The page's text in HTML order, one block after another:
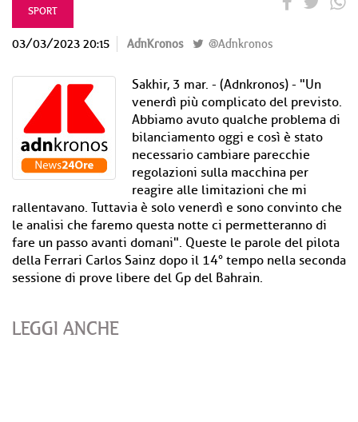
SPORT
03/03/2023 20:15 AdnKronos @Adnkronos
Sakhir, 3 mar. - (Adnkronos) - "Un
venerdì più complicato del previsto.
Abbiamo avuto qualche problema di
bilanciamento oggi e così è stato
necessario cambiare parecchie
regolazioni sulla macchina per
reagire alle limitazioni che mi
rallentavano. Tuttavia è solo venerdì e sono convinto che
le analisi che faremo questa notte ci permetteranno di
fare un passo avanti domani". Queste le parole del pilota
della Ferrari Carlos Sainz dopo il 14° tempo nella seconda
sessione di prove libere del Gp del Bahrain.
LEGGI ANCHE